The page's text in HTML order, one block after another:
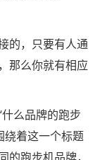
的，只要有人通
那么你就有相应
么品牌的跑步
绕着这一个标题